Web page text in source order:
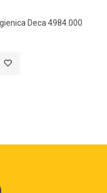
Deca 4984.000